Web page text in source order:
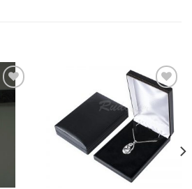
Add to
Wishlist